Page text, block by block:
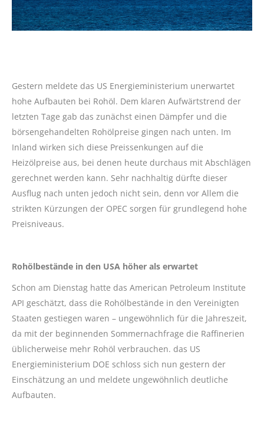
Gestern meldete das US Energieministerium unerwartet
hohe Aufbauten bei Rohöl. Dem klaren Aufwärtstrend der
letzten Tage gab das zunächst einen Dämpfer und die
börsengehandelten Rohölpreise gingen nach unten. Im
Inland wirken sich diese Preissenkungen auf die
Heizölpreise aus, bei denen heute durchaus mit Abschlägen
gerechnet werden kann. Sehr nachhaltig dürfte dieser
Ausflug nach unten jedoch nicht sein, denn vor Allem die
strikten Kürzungen der OPEC sorgen für grundlegend hohe
Preisniveaus.
Rohölbestände in den USA höher als erwartet
Schon am Dienstag hatte das American Petroleum Institute
API geschätzt, dass die Rohölbestände in den Vereinigten
Staaten gestiegen waren – ungewöhnlich für die Jahreszeit,
da mit der beginnenden Sommernachfrage die Raffinerien
üblicherweise mehr Rohöl verbrauchen. das US
Energieministerium DOE schloss sich nun gestern der
Einschätzung an und meldete ungewöhnlich deutliche
Aufbauten.